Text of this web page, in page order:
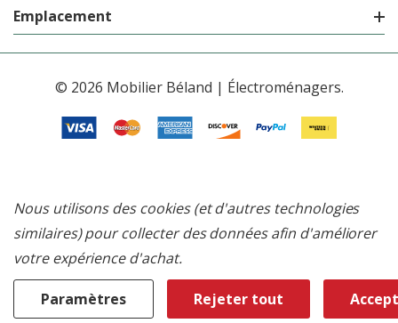
Emplacement
© 2026 Mobilier Béland | Électroménagers.
Nous utilisons des cookies (et d'autres technologies
similaires) pour collecter des données afin d'améliorer
votre expérience d'achat.
Paramètres Rejeter tout